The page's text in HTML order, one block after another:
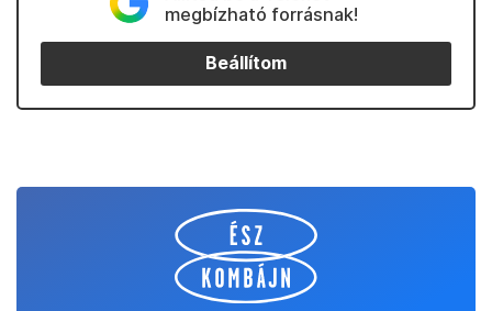
megbízható forrásnak!
Beállítom